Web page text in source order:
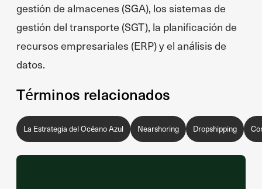
gestión de almacenes (SGA), los sistemas de
gestión del transporte (SGT), la planificación de
recursos empresariales (ERP) y el análisis de
datos.
Términos relacionados
La Estrategia del Océano Azul Nearshoring Dropshipping